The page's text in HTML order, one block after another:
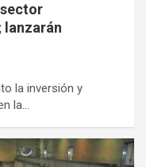
lanzarán
la inversión y
la…